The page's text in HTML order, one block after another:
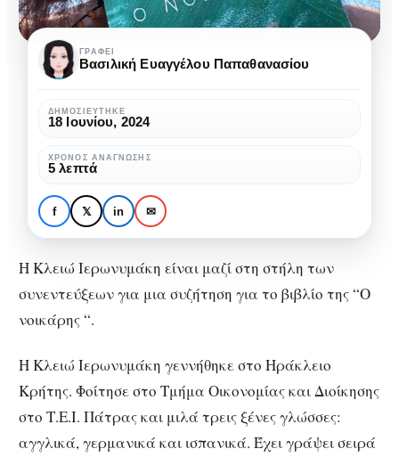
ΣΥΓΓΡΑΦΕΊΣ ΣΥΝΕΝΤΕΎΞΕΙΣ
Κλειώ Ιερωνυμάκη:
«Έγραφα από μικρό
παιδί»
Κλειώ
Ιερωνυμάκη:
«Έγραφα
από
μικρό
παιδί»
ΓΡΆΦΕΙ
Βασιλική Ευαγγέλου Παπαθανασίου
ΔΗΜΟΣΙΕΎΤΗΚΕ
18 Ιουνίου, 2024
ΧΡΌΝΟΣ ΑΝΆΓΝΩΣΗΣ
5 λεπτά
f 𝕏 in ✉
Η Κλειώ Ιερωνυμάκη είναι μαζί στη στήλη των
συνεντεύξεων για μια συζήτηση για το βιβλίο της “Ο
νοικάρης “.
Η Κλειώ Ιερωνυμάκη γεννήθηκε στο Ηράκλειο
Κρήτης. Φοίτησε στο Τμήμα Οικονομίας και Διοίκησης
στο Τ.Ε.Ι. Πάτρας και μιλά τρεις ξένες γλώσσες:
αγγλικά, γερμανικά και ισπανικά. Έχει γράψει σειρά